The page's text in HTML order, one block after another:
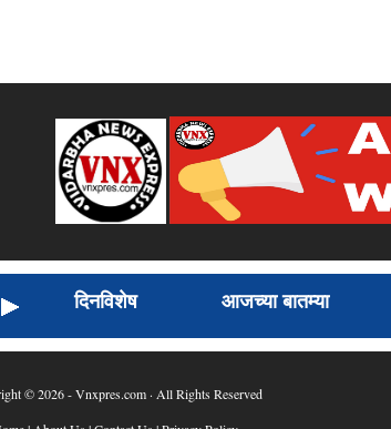
दिनविशेष आजच्या बातम्या
© 2026 - Vnxpres.com · All Rights Reserved